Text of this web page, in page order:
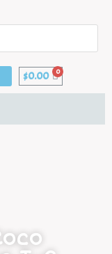
$0.00